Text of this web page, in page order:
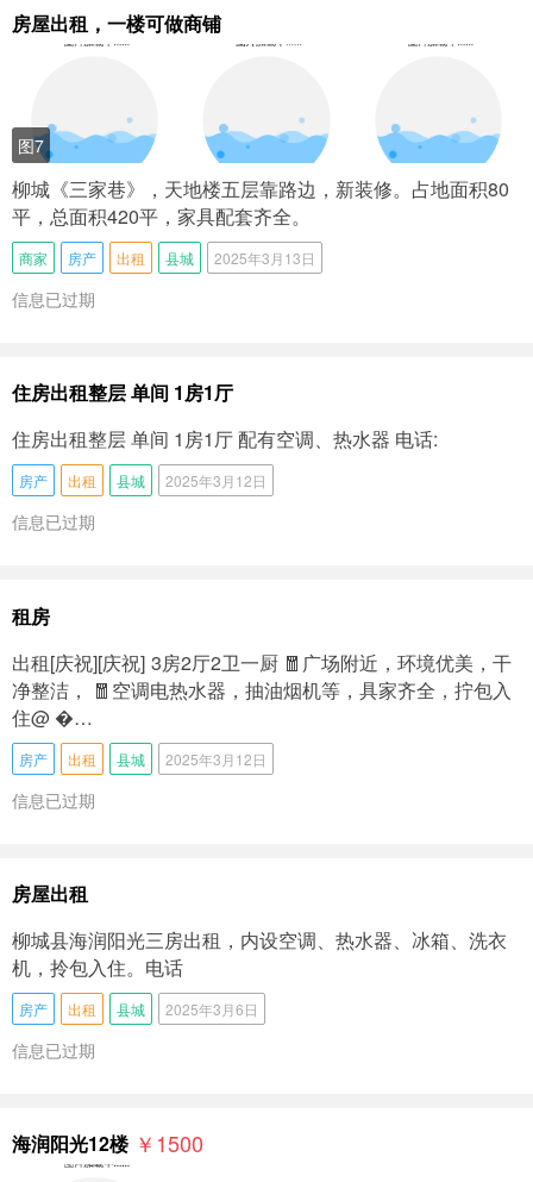
房屋出租，一楼可做商铺
图7
柳城《三家巷》，天地楼五层靠路边，新装修。占地面积80
平，总面积420平，家具配套齐全。
商家 房产 出租 县城 2025年3月13日
信息已过期
住房出租整层 单间 1房1厅
住房出租整层 单间 1房1厅 配有空调、热水器 电话:
房产 出租 县城 2025年3月12日
信息已过期
租房
出租[庆祝][庆祝]‎͏ 3房2厅‬2卫一厨 🧧广场附近，环境优美‬，干
净整洁，‬ 🧧空调‬电热水器‬，抽油烟机等，具家‬齐全，拧包入
住@ �…
房产 出租 县城 2025年3月12日
信息已过期
房屋出租
柳城县海润阳光三房出租，内设空调、热水器、冰箱、洗衣
机，拎包入住。电话
房产 出租 县城 2025年3月6日
信息已过期
海润阳光12楼 ￥1500